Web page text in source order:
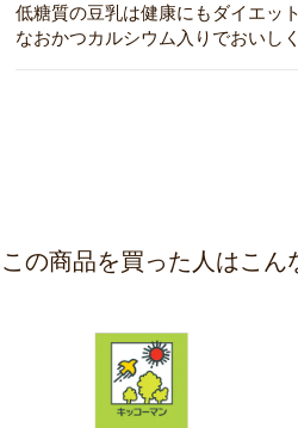
低糖質の豆乳は健康にもダイエッ
なおかつカルシウム入りでおいし
この商品を買った人はこん